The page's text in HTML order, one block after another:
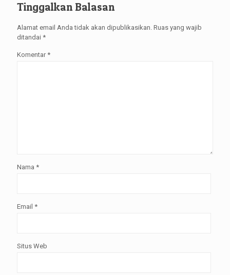
Tinggalkan Balasan
Alamat email Anda tidak akan dipublikasikan. Ruas yang wajib
ditandai *
Komentar *
Nama *
Email *
Situs Web